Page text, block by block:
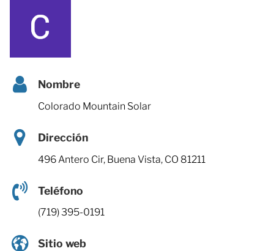
Nombre
Colorado Mountain Solar
Dirección
496 Antero Cir, Buena Vista, CO 81211
Teléfono
(719) 395-0191
Sitio web